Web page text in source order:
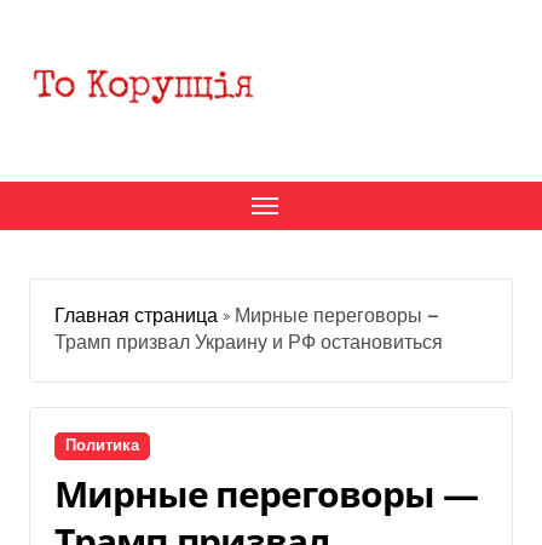
содержанию
Главная страница » Мирные переговоры —
Трамп призвал Украину и РФ остановиться
Политика
Мирные переговоры —